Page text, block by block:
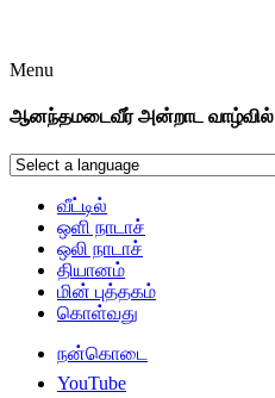
Menu
ஆனந்தமடைவீர் அன்றாட வாழ்வில்
வீட்டில்
ஒளி நாடாச்
ஒலி நாடாச்
தியானம்
மின் புத்தகம்
கொள்வது
நன்கொடை
YouTube